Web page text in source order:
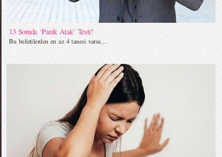
13 Soruda ‘Panik Atak’ Testi!
Bu belirtilerden en az 4 tanesi varsa…